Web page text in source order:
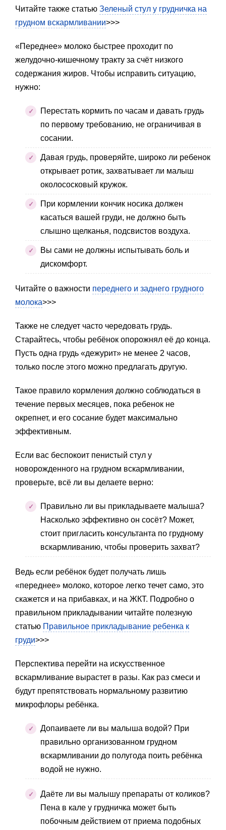
Читайте также статью Зеленый стул у грудничка на
грудном вскармливании>>>
«Переднее» молоко быстрее проходит по
желудочно-кишечному тракту за счёт низкого
содержания жиров. Чтобы исправить ситуацию,
нужно:
Перестать кормить по часам и давать грудь
по первому требованию, не ограничивая в
сосании.
Давая грудь, проверяйте, широко ли ребенок
открывает ротик, захватывает ли малыш
околососковый кружок.
При кормлении кончик носика должен
касаться вашей груди, не должно быть
слышно щелканья, подсвистов воздуха.
Вы сами не должны испытывать боль и
дискомфорт.
Читайте о важности переднего и заднего грудного
молока>>>
Также не следует часто чередовать грудь.
Старайтесь, чтобы ребёнок опорожнял её до конца.
Пусть одна грудь «дежурит» не менее 2 часов,
только после этого можно предлагать другую.
Такое правило кормления должно соблюдаться в
течение первых месяцев, пока ребенок не
окрепнет, и его сосание будет максимально
эффективным.
Если вас беспокоит пенистый стул у
новорожденного на грудном вскармливании,
проверьте, всё ли вы делаете верно:
Правильно ли вы прикладываете малыша?
Насколько эффективно он сосёт? Может,
стоит пригласить консультанта по грудному
вскармливанию, чтобы проверить захват?
Ведь если ребёнок будет получать лишь
«переднее» молоко, которое легко течет само, это
скажется и на прибавках, и на ЖКТ. Подробно о
правильном прикладывании читайте полезную
статью Правильное прикладывание ребенка к
груди>>>
Перспектива перейти на искусственное
вскармливание вырастет в разы. Как раз смеси и
будут препятствовать нормальному развитию
микрофлоры ребёнка.
Допаиваете ли вы малыша водой? При
правильно организованном грудном
вскармливании до полугода поить ребёнка
водой не нужно.
Даёте ли вы малышу препараты от коликов?
Пена в кале у грудничка может быть
побочным действием от приема подобных